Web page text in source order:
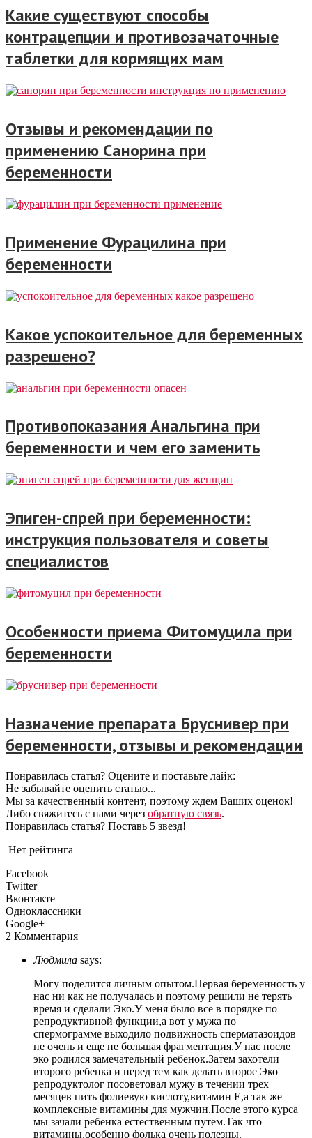
Какие существуют способы
контрацепции и противозачаточные
таблетки для кормящих мам
Отзывы и рекомендации по
применению Санорина при
беременности
Применение Фурацилина при
беременности
Какое успокоительное для беременных
разрешено?
Противопоказания Анальгина при
беременности и чем его заменить
Эпиген-спрей при беременности:
инструкция пользователя и советы
специалистов
Особенности приема Фитомуцила при
беременности
Назначение препарата Бруснивер при
беременности, отзывы и рекомендации
Понравилась статья? Оцените и поставьте лайк:
Не забывайте оценить статью...
Мы за качественный контент, поэтому ждем Ваших оценок!
Либо свяжитесь с нами через обратную связь.
Понравилась статья? Поставь 5 звезд!
Нет рейтинга
Facebook
Twitter
Вконтакте
Одноклассники
Google+
2 Комментария
Людмила says:
Могу поделится личным опытом.Первая беременность у
нас ни как не получалась и поэтому решили не терять
время и сделали Эко.У меня было все в порядке по
репродуктивной функции,а вот у мужа по
спермограмме выходило подвижность сперматазоидов
не очень и еще не большая фрагментация.У нас после
эко родился замечательный ребенок.Затем захотели
второго ребенка и перед тем как делать второе Эко
репродуктолог посоветовал мужу в течении трех
месяцев пить фолиевую кислоту,витамин Е,а так же
комплексные витамины для мужчин.После этого курса
мы зачали ребенка естественным путем.Так что
витамины,особенно фолька очень полезны.